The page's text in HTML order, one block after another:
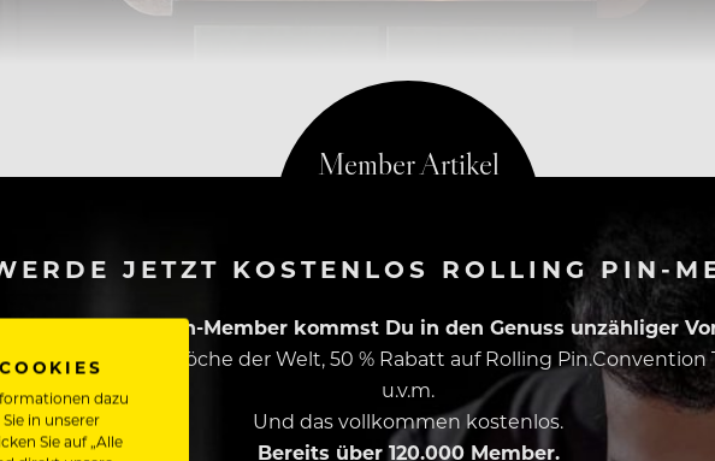
JETZT KOSTENLOS ROLLING PIN-
Als Rolling Pin-Member kommst Du in den Genuss unzähliger
der besten Köche der Welt, 50 % Rabatt auf Rolling
u.v.m.
Und das vollkommen kostenlos.
Bereits über 120.000 Member.
dazu
in unserer
Sie auf „Alle